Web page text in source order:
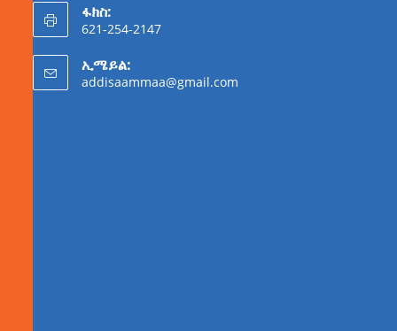
ፋክስ:
621-254-2147
ኢሜይል:
addisaammaa@gmail.com